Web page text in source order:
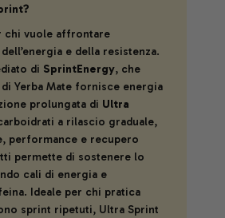
chi vuole affrontare
e della resistenza.
di SprintEnergy, che
Yerba Mate fornisce energia
prolungata di Ultra
a rilascio graduale,
performance e recupero
permette di sostenere lo
cali di energia e
Ideale per chi pratica
sprint ripetuti, Ultra Sprint